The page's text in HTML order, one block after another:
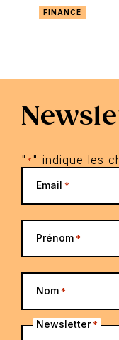
FINANCE
" *" indique les
Email *
Prénom *
Nom *
Newsletter *